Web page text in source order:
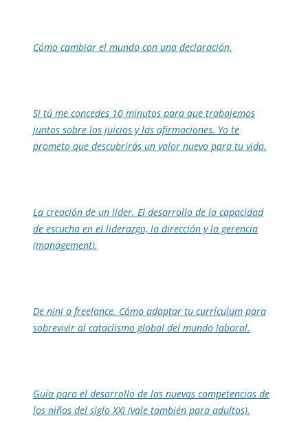
Cómo cambiar el mundo con una declaración.
Si tú me concedes 10 minutos para que trabajemos
juntos sobre los juicios y las afirmaciones. Yo te
prometo que descubrirás un valor nuevo para tu vida.
La creación de un líder. El desarrollo de la capacidad
de escucha en el liderazgo, la dirección y la gerencia
(management).
De nini a freelance. Cómo adaptar tu currículum para
sobrevivir al cataclismo global del mundo laboral.
Guía para el desarrollo de las nuevas competencias de
los niños del siglo XXI (vale también para adultos).